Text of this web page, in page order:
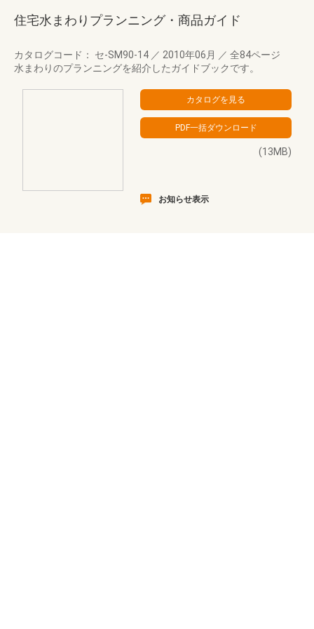
住宅水まわりプランニング・商品ガイド
カタログコード： セ-SM90-14 ／ 2010年06月 ／ 全84ページ
水まわりのプランニングを紹介したガイドブックです。
(13MB)
お知らせ表示